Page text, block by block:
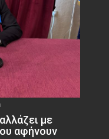
με
αφήνουν